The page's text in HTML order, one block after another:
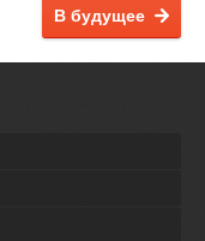
В будущее